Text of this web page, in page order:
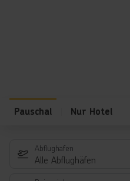
Pauschal Nur Hotel
Abflughafen
Alle Abflughäfen